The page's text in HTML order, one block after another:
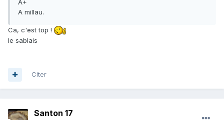
A+
A millau.
Ca, c'est top !
le sablais
Citer
Santon 17